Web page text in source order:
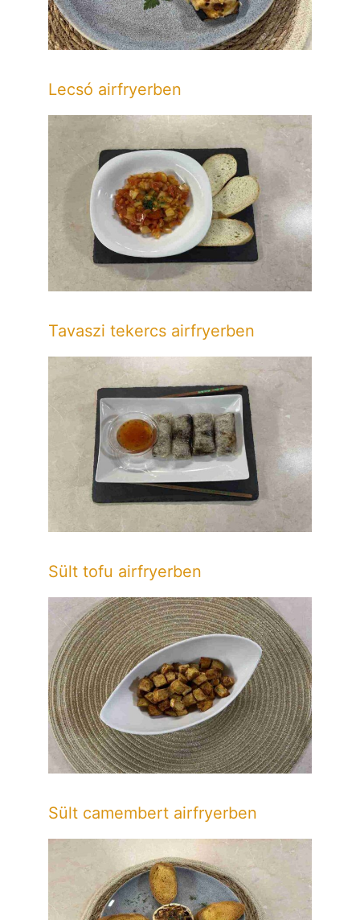
Lecsó airfryerben
Tavaszi tekercs airfryerben
Sült tofu airfryerben
Sült camembert airfryerben